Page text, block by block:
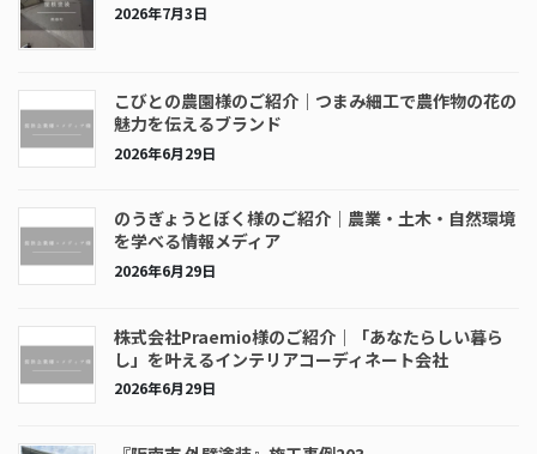
2026年7月3日
こびとの農園様のご紹介｜つまみ細工で農作物の花の
魅力を伝えるブランド
2026年6月29日
のうぎょうとぼく様のご紹介｜農業・土木・自然環境
を学べる情報メディア
2026年6月29日
株式会社Praemio様のご紹介｜「あなたらしい暮ら
し」を叶えるインテリアコーディネート会社
2026年6月29日